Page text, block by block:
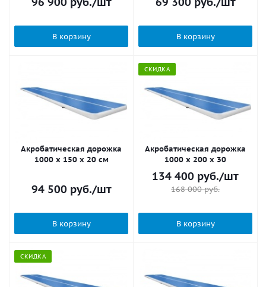
В корзину В корзину
Акробатическая дорожка
1000 x 150 x 20 см
94 500 руб./шт
В корзину
СКИДКА
Акробатическая дорожка
1000 x 200 x 30
134 400 руб./шт
168 000руб.
В корзину
СКИДКА